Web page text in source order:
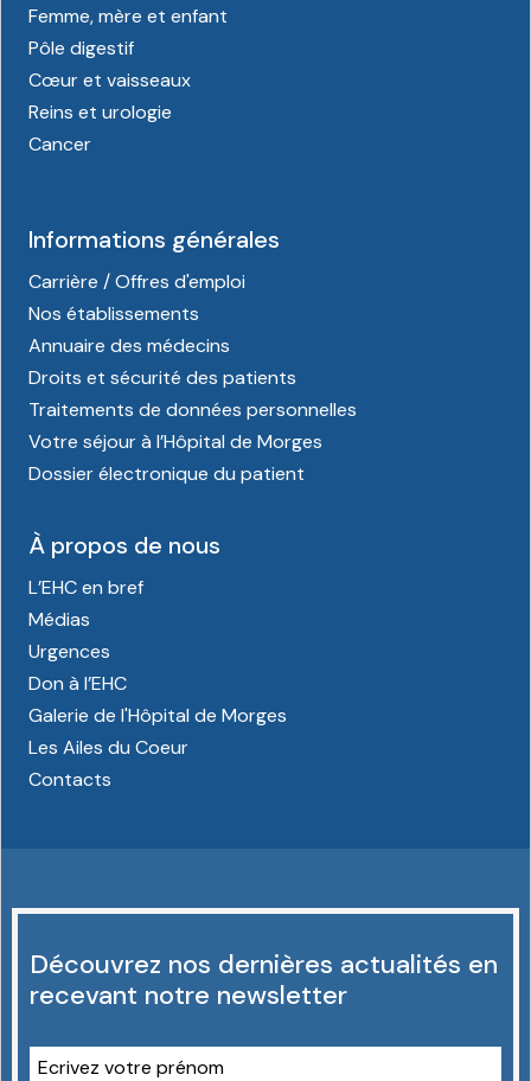
Femme, mère et enfant
Pôle digestif
Cœur et vaisseaux
Reins et urologie
Cancer
Informations générales
Carrière / Offres d'emploi
Nos établissements
Annuaire des médecins
Droits et sécurité des patients
Traitements de données personnelles
Votre séjour à l’Hôpital de Morges
Dossier électronique du patient
À propos de nous
L’EHC en bref
Médias
Urgences
Don à l’EHC
Galerie de l'Hôpital de Morges
Les Ailes du Coeur
Contacts
Découvrez nos dernières actualités en
recevant notre newsletter